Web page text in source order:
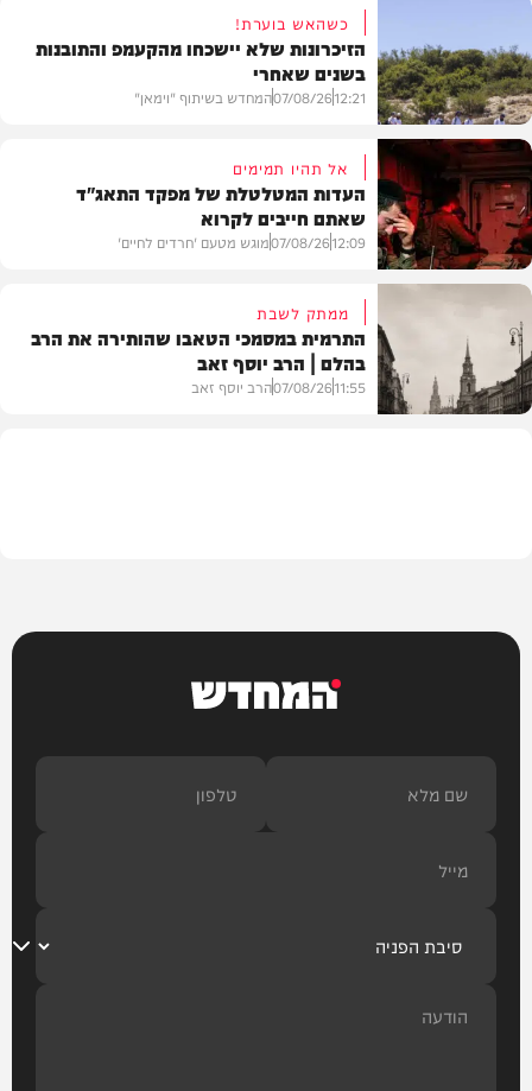
וידאו
כשהאש בוערת!
הזיכרונות שלא יישכחו מהקעמפ והתובנות
בשנים שאחרי
12:21
07/08/26המחדש בשיתוף "וימאן"
דעות
אל תהיו תמימים
העדות המטלטלת של מפקד התאג"ד
שאתם חייבים לקרוא
12:09
07/08/26מוגש מטעם 'חרדים לחיים'
ממתק לשבת
התרמית במסמכי הטאבו שהותירה את הרב
בהלם | הרב יוסף זאב
11:55
07/08/26הרב יוסף זאב
המחדש